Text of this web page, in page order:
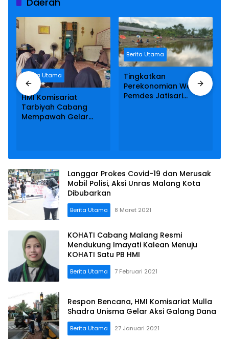
Berita Utama
HMI Komisariat
Tarbiyah Cabang
Mempawah Gelar
Berita Utama
Tingkatkan
Perekonomian Warga,
Pemdes Jatisari
Langgar Prokes Covid-19 dan Merusak
Mobil Polisi, Aksi Unras Malang Kota
Dibubarkan
Berita Utama 8 Maret 2021
KOHATI Cabang Malang Resmi
Mendukung Imayati Kalean Menuju
KOHATI Satu PB HMI
Berita Utama 7 Februari 2021
Respon Bencana, HMI Komisariat Mulla
Shadra Unisma Gelar Aksi Galang Dana
Berita Utama 27 Januari 2021